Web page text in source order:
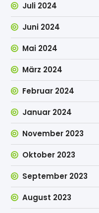
Juli 2024
Juni 2024
Mai 2024
März 2024
Februar 2024
Januar 2024
November 2023
Oktober 2023
September 2023
August 2023